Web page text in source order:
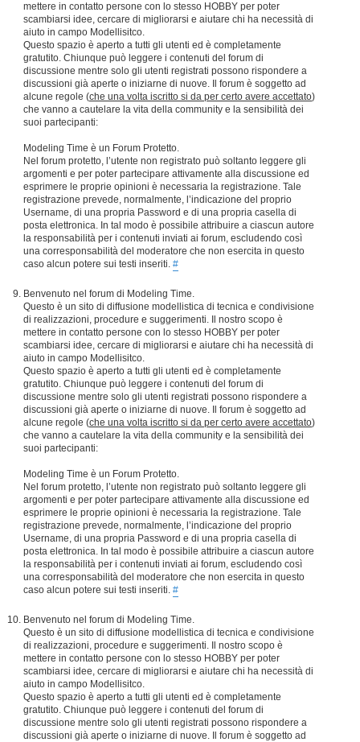
mettere in contatto persone con lo stesso HOBBY per poter
scambiarsi idee, cercare di migliorarsi e aiutare chi ha necessità di
aiuto in campo Modellisitco.
Questo spazio è aperto a tutti gli utenti ed è completamente
gratutito. Chiunque può leggere i contenuti del forum di
discussione mentre solo gli utenti registrati possono rispondere a
discussioni già aperte o iniziarne di nuove. Il forum è soggetto ad
alcune regole (che una volta iscritto si da per certo avere accettato)
che vanno a cautelare la vita della community e la sensibilità dei
suoi partecipanti:
Modeling Time è un Forum Protetto.
Nel forum protetto, l’utente non registrato può soltanto leggere gli
argomenti e per poter partecipare attivamente alla discussione ed
esprimere le proprie opinioni è necessaria la registrazione. Tale
registrazione prevede, normalmente, l’indicazione del proprio
Username, di una propria Password e di una propria casella di
posta elettronica. In tal modo è possibile attribuire a ciascun autore
la responsabilità per i contenuti inviati ai forum, escludendo così
una corresponsabilità del moderatore che non esercita in questo
caso alcun potere sui testi inseriti. #
Benvenuto nel forum di Modeling Time.
Questo è un sito di diffusione modellistica di tecnica e condivisione
di realizzazioni, procedure e suggerimenti. Il nostro scopo è
mettere in contatto persone con lo stesso HOBBY per poter
scambiarsi idee, cercare di migliorarsi e aiutare chi ha necessità di
aiuto in campo Modellisitco.
Questo spazio è aperto a tutti gli utenti ed è completamente
gratutito. Chiunque può leggere i contenuti del forum di
discussione mentre solo gli utenti registrati possono rispondere a
discussioni già aperte o iniziarne di nuove. Il forum è soggetto ad
alcune regole (che una volta iscritto si da per certo avere accettato)
che vanno a cautelare la vita della community e la sensibilità dei
suoi partecipanti:
Modeling Time è un Forum Protetto.
Nel forum protetto, l’utente non registrato può soltanto leggere gli
argomenti e per poter partecipare attivamente alla discussione ed
esprimere le proprie opinioni è necessaria la registrazione. Tale
registrazione prevede, normalmente, l’indicazione del proprio
Username, di una propria Password e di una propria casella di
posta elettronica. In tal modo è possibile attribuire a ciascun autore
la responsabilità per i contenuti inviati ai forum, escludendo così
una corresponsabilità del moderatore che non esercita in questo
caso alcun potere sui testi inseriti. #
Benvenuto nel forum di Modeling Time.
Questo è un sito di diffusione modellistica di tecnica e condivisione
di realizzazioni, procedure e suggerimenti. Il nostro scopo è
mettere in contatto persone con lo stesso HOBBY per poter
scambiarsi idee, cercare di migliorarsi e aiutare chi ha necessità di
aiuto in campo Modellisitco.
Questo spazio è aperto a tutti gli utenti ed è completamente
gratutito. Chiunque può leggere i contenuti del forum di
discussione mentre solo gli utenti registrati possono rispondere a
discussioni già aperte o iniziarne di nuove. Il forum è soggetto ad